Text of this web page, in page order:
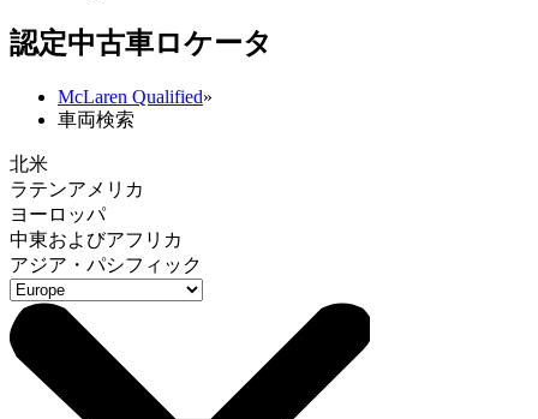
認定中古車ロケータ
McLaren Qualified»
車両検索
北米
ラテンアメリカ
ヨーロッパ
中東およびアフリカ
アジア・パシフィック